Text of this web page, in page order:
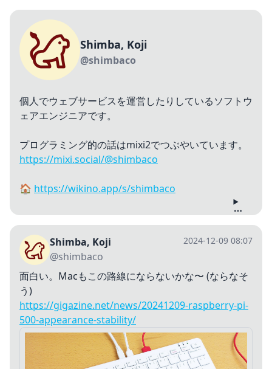
Shimba, Koji
@shimbaco
個人でウェブサービスを運営したりしているソフトウ
ェアエンジニアです。
プログラミング的の話はmixi2でつぶやいています。
https://mixi.social/@shimbaco
🏠 https://wikino.app/s/shimbaco
Shimba, Koji
@shimbaco
2024-12-09 08:07
面白い。Macもこの路線にならないかな〜 (ならなそ
う)
https://gigazine.net/news/20241209-raspberry-pi-
500-appearance-stability/